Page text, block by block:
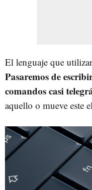
El lenguaje que
Pasaremos de
comandos casi
aquello o mueve este